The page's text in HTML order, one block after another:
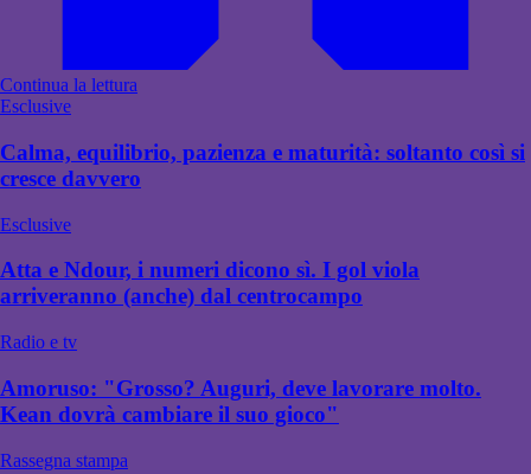
Continua la lettura
Esclusive
Calma, equilibrio, pazienza e maturità: soltanto così si
cresce davvero
Esclusive
Atta e Ndour, i numeri dicono sì. I gol viola
arriveranno (anche) dal centrocampo
Radio e tv
Amoruso: "Grosso? Auguri, deve lavorare molto.
Kean dovrà cambiare il suo gioco"
Rassegna stampa